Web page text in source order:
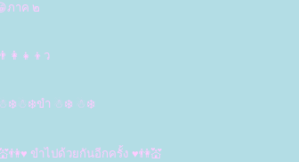
ภาค ๒
👨‍👩‍👧‍👦ว
☃❄️☃❄️ขำ ☃❄️ ☃❄️
ขำไปด้วยกันอีกครั้ง ♥👫💒